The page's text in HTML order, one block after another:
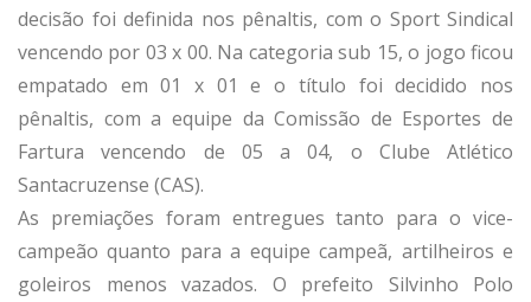
decisão foi definida nos pênaltis, com o Sport Sindical
vencendo por 03 x 00. Na categoria sub 15, o jogo ficou
empatado em 01 x 01 e o título foi decidido nos
pênaltis, com a equipe da Comissão de Esportes de
Fartura vencendo de 05 a 04, o Clube Atlético
Santacruzense (CAS).
As premiações foram entregues tanto para o vice-
campeão quanto para a equipe campeã, artilheiros e
goleiros menos vazados. O prefeito Silvinho Polo